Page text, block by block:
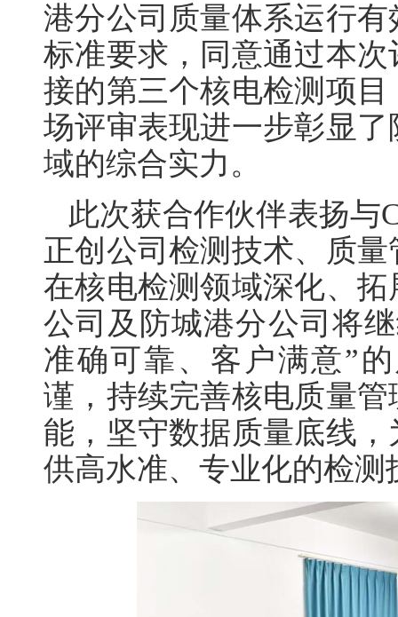
港分公司质量体系运行
标准要求，同意通过本
接的第三个核电检测项
场评审表现进一步彰显
域的综合实力。
此次获合作伙伴表扬与
正创公司检测技术、质
在核电检测领域深化、
公司及防城港分公司将
准确可靠、客户满意”
谨，持续完善核电质量
能，坚守数据质量底线
供高水准、专业化的检测